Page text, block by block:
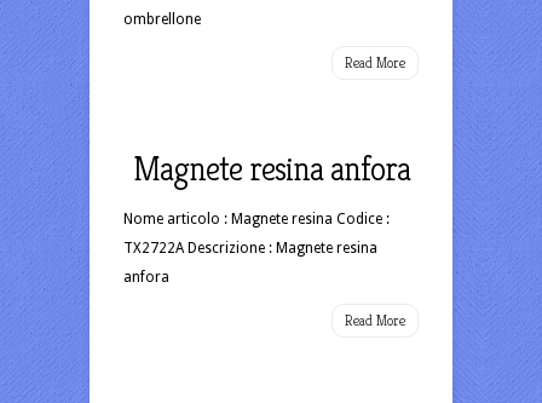
ombrellone
Read More
Magnete resina anfora
Nome articolo : Magnete resina Codice :
TX2722A Descrizione : Magnete resina
anfora
Read More